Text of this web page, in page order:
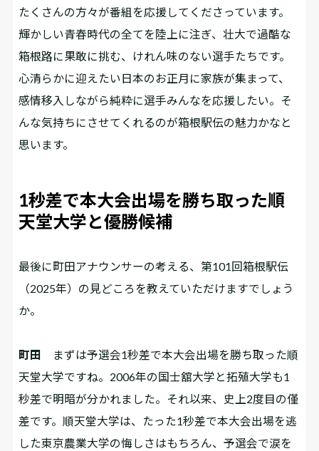
たくさんの方々が番組を応援してくださっています。
輝かしい青春時代の全てを陸上に注ぎ、壮大で過酷な
箱根路に果敢に挑む、けれん味のない選手たちです。
心清らかに迎えたい日本のお正月に家族が集まって、
感情移入しながら純粋に選手みんなを応援したい。そ
んな気持ちにさせてくれるのが箱根駅伝の魅力かなと
思います。
1秒差で本大会出場を勝ち取った順
天堂大学と優勝候補
――最後に町田アナウンサーの考える、第101回箱根駅伝
（2025年）の見どころを教えていただけますでしょう
か。
町田
まずは予選会1秒差で本大会出場を勝ち取った順
天堂大学ですね。2006年の国士舘大学と拓殖大学も1
秒差で明暗が分かれました。それ以来、史上2度目の僅
差です。順天堂大学は、たった1秒差で本大会出場を逃
した東京農業大学の悔しさはもちろん、予選会で涙を